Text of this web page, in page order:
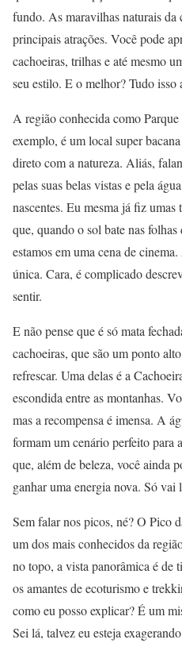
fundo. As maravilhas naturais da
principais atrações. Você pode
cachoeiras, trilhas e até mesmo
seu estilo. E o melhor? Tudo
A região conhecida como
exemplo, é um local super
direto com a natureza. Aliás,
pelas suas belas vistas e pela
nascentes. Eu mesma já fiz
que, quando o sol bate nas folhas
estamos em uma cena de
única. Cara, é complicado
sentir.
E não pense que é só mata
cachoeiras, que são um ponto
refrescar. Uma delas é a
escondida entre as montanhas.
mas a recompensa é imensa. A
formam um cenário perfeito para
que, além de beleza, você ainda
ganhar uma energia nova. Só vai
Sem falar nos picos, né? O Pico
um dos mais conhecidos da
no topo, a vista panorâmica é de
os amantes de ecoturismo e
como eu posso explicar? É um
Sei lá, talvez eu esteja